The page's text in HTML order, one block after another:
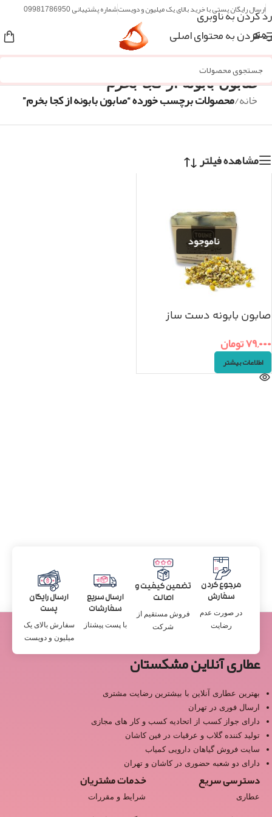
رد کردن به ناوبری
رد کردن به محتوای اصلی
ارسال رایگان پستی با خرید بالای یک میلیون و دویستشماره پشتیبانی 09981786950
منو
صابون بابونه از کجا بخرم
خانه/محصولات برچسب خورده “صابون بابونه از کجا بخرم”
مشاهده فیلتر
صابون بابونه دست ساز
۷۹,۰۰۰تومان
اطلاعات بیشتر
مرجوع کردن
سفارش
در صورت عدم
رضایت
تضمین کیفیت و
اصالت
فروش مستقیم از
شرکت
ارسال سریع
سفارشات
با پست پیشتاز
ارسال رایگان
پست
سفارش بالای یک
میلیون و دویست
عطاری آنلاین مشکستان
بهترین عطاری آنلاین با بیشترین رضایت مشتری
ارسال فوری در تهران
دارای جواز کسب از اتحادیه کسب و کار های مجازی
تولید کننده گلاب و عرقیات در فین کاشان
سایت فروش گیاهان دارویی کمیاب
دارای دو شعبه حضوری در کاشان و تهران
دسترسی سریع
عطاری
خدمات مشتریان
شرایط و مقررات